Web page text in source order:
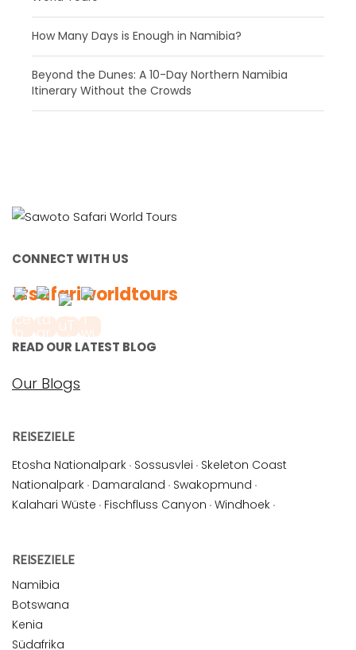
How Many Days is Enough in Namibia?
Beyond the Dunes: A 10-Day Northern Namibia
Itinerary Without the Crowds
CONNECT WITH US
#safariworldtours
READ OUR LATEST BLOG
Our Blogs
REISEZIELE
Etosha Nationalpark · Sossusvlei · Skeleton Coast
Nationalpark · Damaraland · Swakopmund ·
Kalahari Wüste · Fischfluss Canyon · Windhoek ·
REISEZIELE
Namibia
Botswana
Kenia
Südafrika